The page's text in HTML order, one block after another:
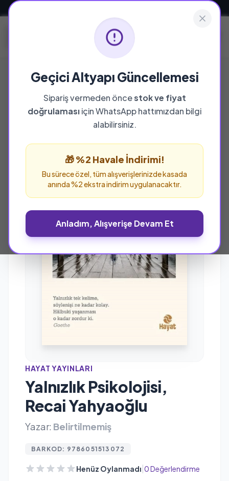
Geçici Altyapı Güncellemesi
Sipariş vermeden öncestok ve fiyat
doğrulamasıiçin WhatsApp hattımızdan bilgi
alabilirsiniz.
🎁 %2 Havale İndirimi!
Bu sürece özel, tüm alışverişlerinizde kasada
anında %2 ekstra indirim uygulanacaktır.
Anladım, Alışverişe Devam Et
HAYAT YAYINLARI
Yalnızlık Psikolojisi,
Recai Yahyaoğlu
Yazar: Belirtilmemiş
BARKOD: 9786051513072
Henüz Oylanmadı 0 Değerlendirme